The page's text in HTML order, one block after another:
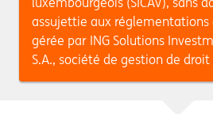
assujettie aux réglementations
gérée par ING Solutions
S.A., société de gestion de